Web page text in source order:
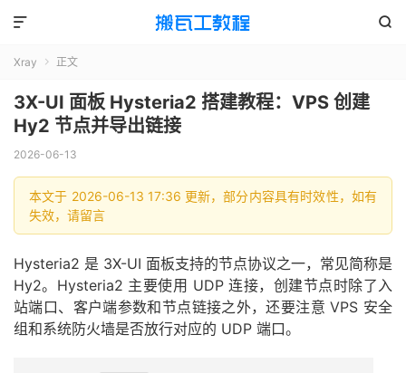


Xray  正文
3X-UI 面板 Hysteria2 搭建教程：VPS 创建
Hy2 节点并导出链接
2026-06-13
本文于 2026-06-13 17:36 更新，部分内容具有时效性，如有
失效，请留言
Hysteria2 是 3X-UI 面板支持的节点协议之一，常见简称是
Hy2。Hysteria2 主要使用 UDP 连接，创建节点时除了入
站端口、客户端参数和节点链接之外，还要注意 VPS 安全
组和系统防火墙是否放行对应的 UDP 端口。